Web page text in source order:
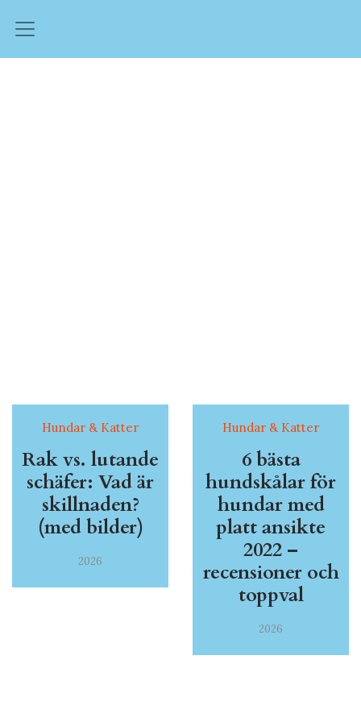
Hundar & Katter
Rak vs. lutande
schäfer: Vad är
skillnaden?
(med bilder)
2026
Hundar & Katter
6 bästa
hundskålar för
hundar med
platt ansikte
2022 –
recensioner och
toppval
2026